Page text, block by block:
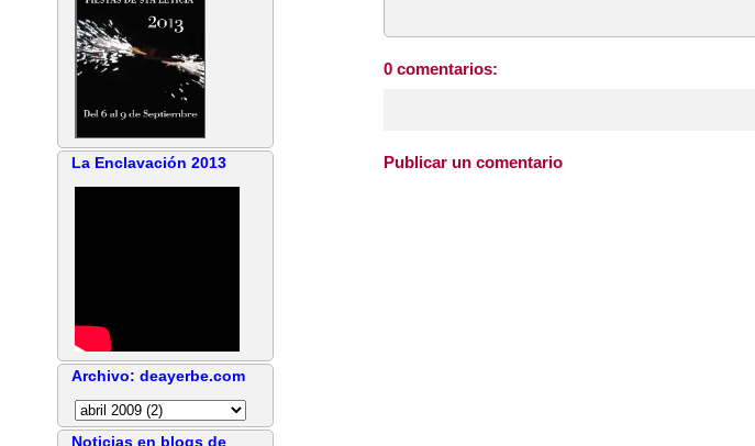
0 comentarios:
Publicar un comentario
La Enclavación 2013
Archivo: deayerbe.com
Noticias en blogs de